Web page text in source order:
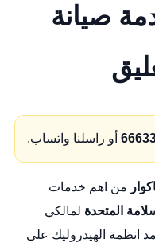
صيانة
أو راسلنا واتساب.
من اهم خدمات
المتحدة لمالكي
انظمة الهيدروليك على